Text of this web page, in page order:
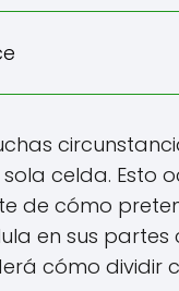
celda. Esto
de cómo
en sus
cómo dividir